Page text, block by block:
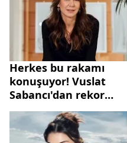
Herkes bu rakamı
konuşuyor! Vuslat
Sabancı'dan rekor
tazminat talebi!
"Osimhen daha ucuza
geldi"